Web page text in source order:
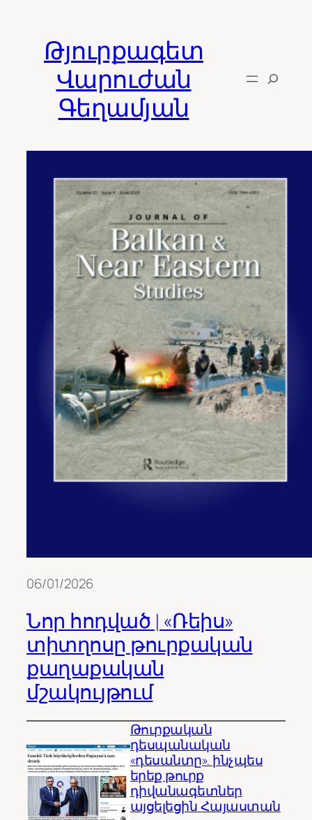
contentԹյուրքագետ
Վարուժան
Գեղամյան
06/01/2026
Նոր հոդված | «Ռեիս»
տիտղոսը թուրքական
քաղաքական
մշակույթում
Թուրքական
դեսպանական
«դեսանտը». ինչպես
երեք թուրք
դիվանագետներ
այցելեցին Հայաստան